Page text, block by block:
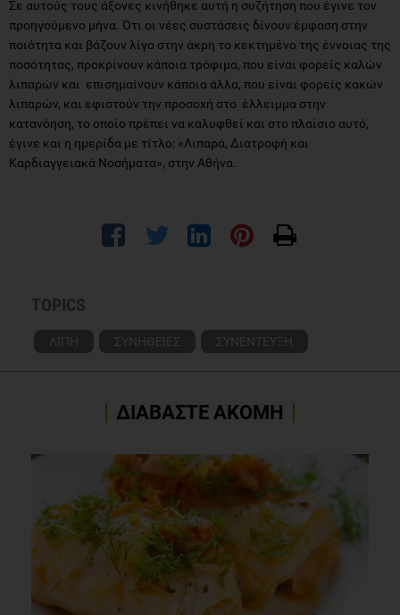
Σε αυτούς τους άξονες κινήθηκε αυτή η συζήτηση που έγινε τον
προηγούμενο μήνα. Ότι οι νέες συστάσεις δίνουν έμφαση στην
ποιότητα και βάζουν λίγο στην άκρη το κεκτημένο της έννοιας της
ποσότητας, προκρίνουν κάποια τρόφιμα, που είναι φορείς καλών
λιπαρών και επισημαίνουν κάποια άλλα, που είναι φορείς κακών
λιπαρών, και εφιστούν την προσοχή στο έλλειμμα στην
κατανόηση, το οποίο πρέπει να καλυφθεί και στο πλαίσιο αυτό,
έγινε και η ημερίδα με τίτλο: «Λιπαρά, Διατροφή και
Καρδιαγγειακά Νοσήματα», στην Αθήνα.
TOPICS
ΛΙΠΗ ΣΥΝΗΘΕΙΕΣ ΣΥΝΕΝΤΕΥΞΗ
ΔΙΑΒΑΣΤΕ ΑΚΟΜΗ